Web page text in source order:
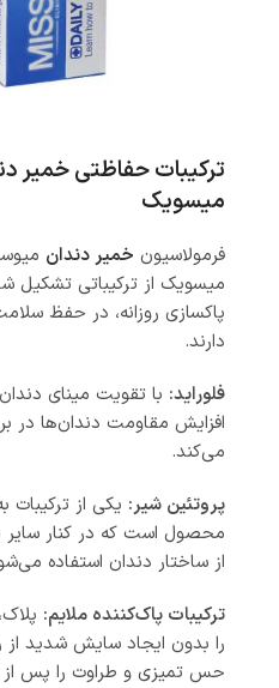
ترکیبات حفاظتی خمیر
میسویک
فرمولاسیون خمیر دندان
میسویک از ترکیباتی تشکیل
پاکسازی روزانه، در حفظ
دارند.
فلوراید: با تقویت مینای
افزایش مقاومت دندان‌ها در
می‌کند.
پروتئین شیر: یکی از ترکیبات
محصول است که در کنار سایر
از ساختار دندان استفاده
ترکیبات پاک‌کننده ملایم:
را بدون ایجاد سایش شدید
حس تمیزی و طراوت را پس از